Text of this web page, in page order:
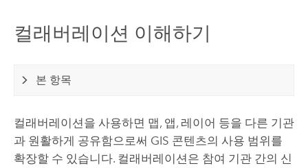
컬래버레이션 이해하기
본 항목
컬래버레이션을 사용하면 맵, 앱, 레이어 등을 다른 기관
과 원활하게 공유함으로써 GIS 콘텐츠의 사용 범위를
확장할 수 있습니다. 컬래버레이션은 참여 기관 간의 신